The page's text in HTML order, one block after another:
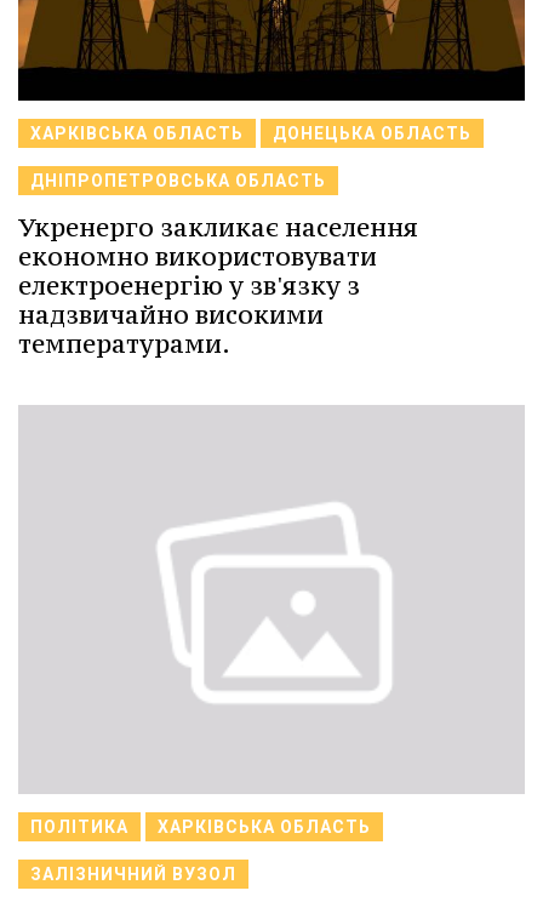
ХАРКІВСЬКА ОБЛАСТЬ ДОНЕЦЬКА ОБЛАСТЬ
ДНІПРОПЕТРОВСЬКА ОБЛАСТЬ
Укренерго закликає населення
економно використовувати
електроенергію у зв'язку з
надзвичайно високими
температурами.
ПОЛІТИКА ХАРКІВСЬКА ОБЛАСТЬ
ЗАЛІЗНИЧНИЙ ВУЗОЛ